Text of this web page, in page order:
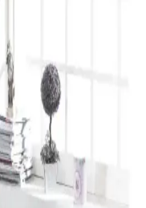
Çift Kişilik
Tasarım
pamuklu kumaşı,
odalarına şıklık ve
özellikleriyle ideal bir
Kişilik Nevresim